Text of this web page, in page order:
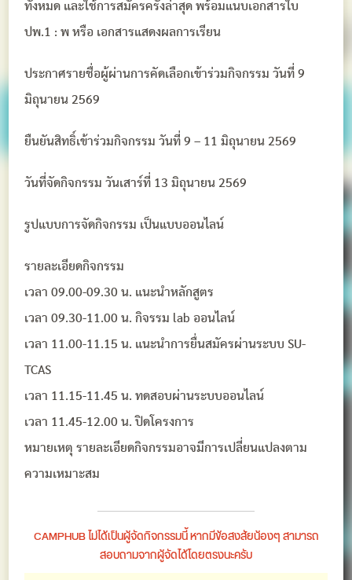
ทั้งหมด และใช้การสมัครครั้งล่าสุด พร้อมแนบเอกสารใบ
ปพ.1 : พ หรือ เอกสารแสดงผลการเรียน
ประกาศรายชื่อผู้ผ่านการคัดเลือกเข้าร่วมกิจกรรม วันที่ 9
มิถุนายน 2569
ยืนยันสิทธิ์เข้าร่วมกิจกรรม วันที่ 9 – 11 มิถุนายน 2569
วันที่จัดกิจกรรม วันเสาร์ที่ 13 มิถุนายน 2569
รูปแบบการจัดกิจกรรม เป็นแบบออนไลน์
รายละเอียดกิจกรรม
เวลา 09.00-09.30 น. แนะนำหลักสูตร
เวลา 09.30-11.00 น. กิจรรม lab ออนไลน์
เวลา 11.00-11.15 น. แนะนำการยื่นสมัครผ่านระบบ SU-
TCAS
เวลา 11.15-11.45 น. ทดสอบผ่านระบบออนไลน์
เวลา 11.45-12.00 น. ปิดโครงการ
หมายเหตุ รายละเอียดกิจกรรมอาจมีการเปลี่ยนแปลงตาม
ความเหมาะสม
CAMPHUB ไม่ได้เป็นผู้จัดกิจกรรมนี้ หากมีข้อสงสัยน้องๆ สามารถ
สอบถามจากผู้จัดได้โดยตรงนะครับ